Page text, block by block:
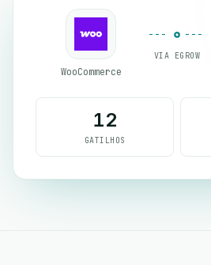
WooCommerce
VIA EGROW
12
GATILHOS